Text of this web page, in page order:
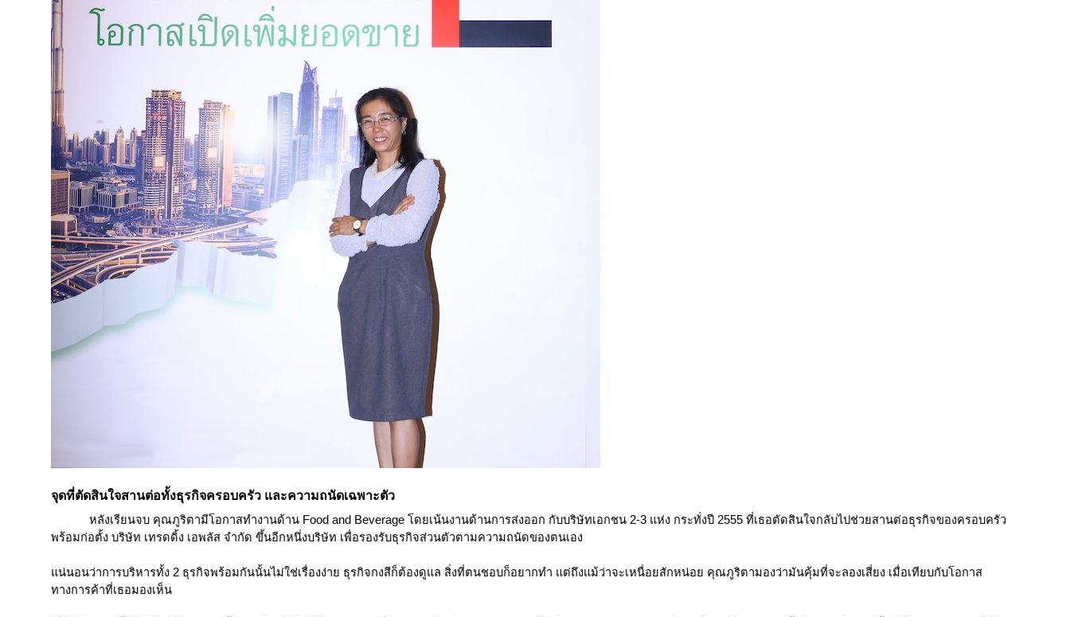
จุดที่ตัดสินใจสานต่อทั้งธุรกิจครอบครัว และความถนัดเฉพาะตัว
หลังเรียนจบ คุณภูริตามีโอกาสทำงานด้าน Food and Beverage โดยเน้นงานด้านการส่งออก กับบริษัทเอกชน 2-3 แห่ง กระทั่งปี 2555 ที่เธอตัดสินใจกลับไปช่วยสานต่อธุรกิจของครอบครัว
พร้อมก่อตั้ง บริษัท เทรดดิ้ง เอพลัส จำกัด ขึ้นอีกหนึ่งบริษัท เพื่อรองรับธุรกิจส่วนตัวตามความถนัดของตนเอง
แน่นอนว่าการบริหารทั้ง 2 ธุรกิจพร้อมกันนั้นไม่ใช่เรื่องง่าย ธุรกิจกงสีก็ต้องดูแล สิ่งที่ตนชอบก็อยากทำ แต่ถึงแม้ว่าจะเหนื่อยสักหน่อย คุณภูริตามองว่ามันคุ้มที่จะลองเสี่ยง เมื่อเทียบกับโอกาส
ทางการค้าที่เธอมองเห็น